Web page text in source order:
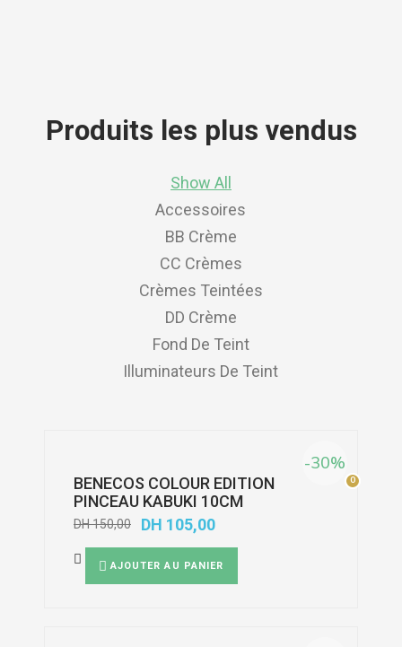
Produits les plus vendus
Show All
Accessoires
BB Crème
CC Crèmes
Crèmes Teintées
DD Crème
Fond De Teint
Illuminateurs De Teint
-30%
BENECOS COLOUR EDITION
PINCEAU KABUKI 10CM
DH150,00 DH 105,00
0
AJOUTER AU PANIER
0